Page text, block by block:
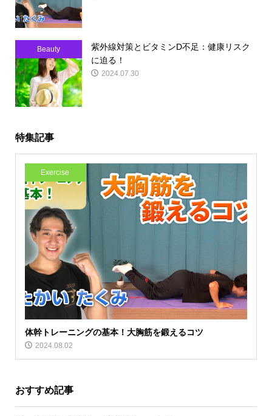
Beauty
紫外線対策とビタミンD不足：健康リスク
に迫る！
2024.07.30
特集記事
Exercise
体幹トレーニングの基本！大胸筋を鍛えるコツ
2024.08.02
おすすめ記事